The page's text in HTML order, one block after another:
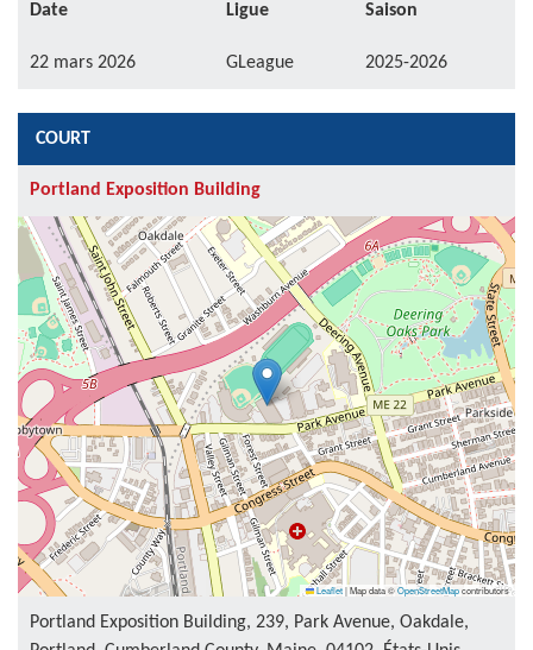
Date Ligue Saison
22 mars 2026 GLeague 2025-2026
COURT
Portland Exposition Building
Leaflet|Map data ©OpenStreetMapcontributors
Portland Exposition Building, 239, Park Avenue, Oakdale,